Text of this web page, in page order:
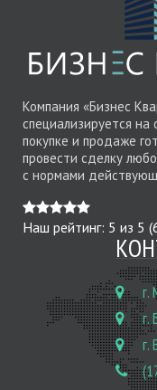
Компания «Бизнес
специализируется на
покупке и продаже
провести сделку
с нормами
Наш рейтинг: 5 из 5 (
г.
г.
г.